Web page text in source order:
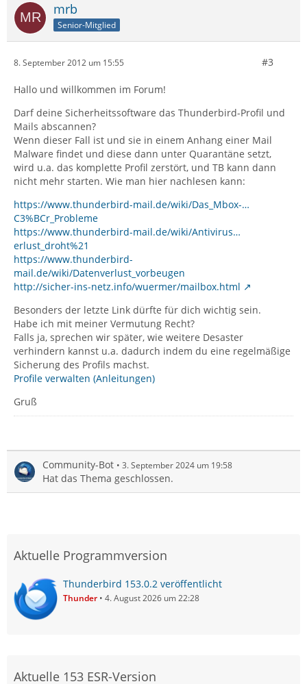
mrb
Senior-Mitglied
8. September 2012 um 15:55 #3
Hallo und willkommen im Forum!
Darf deine Sicherheitssoftware das Thunderbird-Profil und
Mails abscannen?
Wenn dieser Fall ist und sie in einem Anhang einer Mail
Malware findet und diese dann unter Quarantäne setzt,
wird u.a. das komplette Profil zerstört, und TB kann dann
nicht mehr starten. Wie man hier nachlesen kann:
https://www.thunderbird-mail.de/wiki/Das_Mbox-…
C3%BCr_Probleme
https://www.thunderbird-mail.de/wiki/Antivirus…
erlust_droht%21
https://www.thunderbird-
mail.de/wiki/Datenverlust_vorbeugen
http://sicher-ins-netz.info/wuermer/mailbox.html
Besonders der letzte Link dürfte für dich wichtig sein.
Habe ich mit meiner Vermutung Recht?
Falls ja, sprechen wir später, wie weitere Desaster
verhindern kannst u.a. dadurch indem du eine regelmäßige
Sicherung des Profils machst.
Profile verwalten (Anleitungen)
Gruß
Community-Bot 3. September 2024 um 19:58
Hat das Thema geschlossen.
Aktuelle Programmversion
Thunderbird 153.0.2 veröffentlicht
Thunder 4. August 2026 um 22:28
Aktuelle 153 ESR-Version